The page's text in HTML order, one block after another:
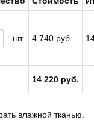
шт 4 740 руб.
14 220 руб.
влажной тканью.